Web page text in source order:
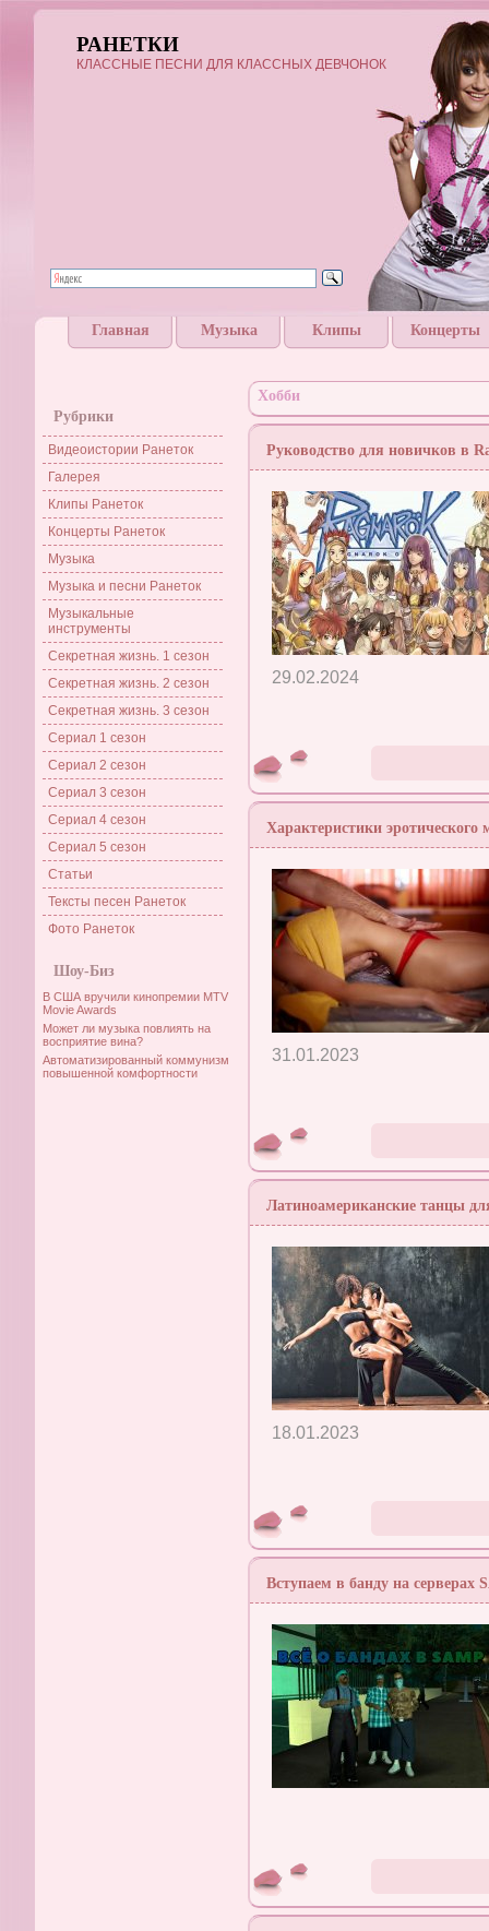
РАНЕТКИ
КЛАССНЫЕ ПЕСНИ ДЛЯ КЛАССНЫХ ДЕВЧОНОК
Главная Музыка Клипы Концерты
Рубрики
Видеоистории Ранеток
Галерея
Клипы Ранеток
Концерты Ранеток
Музыка
Музыка и песни Ранеток
Музыкальные
инструменты
Секретная жизнь. 1 сезон
Секретная жизнь. 2 сезон
Секретная жизнь. 3 сезон
Сериал 1 сезон
Сериал 2 сезон
Сериал 3 сезон
Сериал 4 сезон
Сериал 5 сезон
Статьи
Тексты песен Ранеток
Фото Ранеток
Шоу-Биз
В США вручили кинопремии MTV
Movie Awards
Может ли музыка повлиять на
восприятие вина?
Автоматизированный коммунизм
повышенной комфортности
Хобби
Руководство для новичков в
29.02.2024
Характеристики эротического
31.01.2023
Латиноамериканские танцы
18.01.2023
Вступаем в банду на серверах